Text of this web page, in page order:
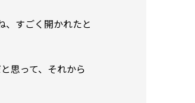
、すごく開かれたと
思って、それから